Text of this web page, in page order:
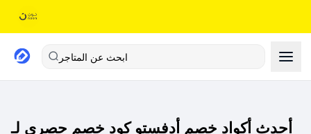
ابحث عن المتاجر
أحدث أكواد خصم أدفستو كود خصم حصري لـ